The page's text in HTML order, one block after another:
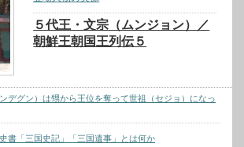
５代王・文宗（ムンジョン）／
朝鮮王朝国王列伝５
デグン）は甥から王位を奪って世祖（セジョ）になっ
書「三国史記」「三国遺事」とは何か